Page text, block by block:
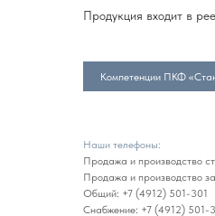
Продукция входит в
Компетенции ПКФ
Наши телефоны:
Продажа и производство
Продажа и производство
Общий: +7 (4912) 501-301
Снабжение: +7 (4912) 501-